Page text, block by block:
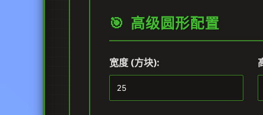
🎯 高级圆形配置
宽度 (方块):